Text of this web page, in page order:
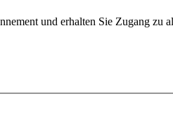
und erhalten Sie Zugang zu